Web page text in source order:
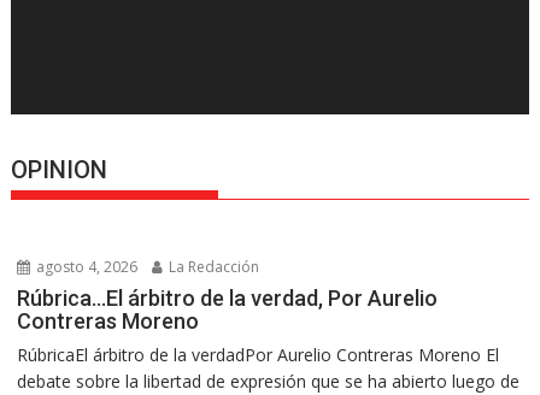
OPINION
agosto 4, 2026 La Redacción
Rúbrica…El árbitro de la verdad, Por Aurelio
Contreras Moreno
RúbricaEl árbitro de la verdadPor Aurelio Contreras Moreno El
debate sobre la libertad de expresión que se ha abierto luego de